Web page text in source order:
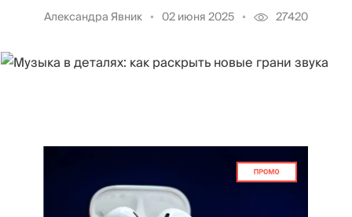
Александра Явник 02 июня 2025 27420